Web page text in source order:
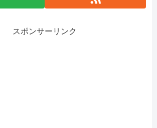
スポンサーリンク